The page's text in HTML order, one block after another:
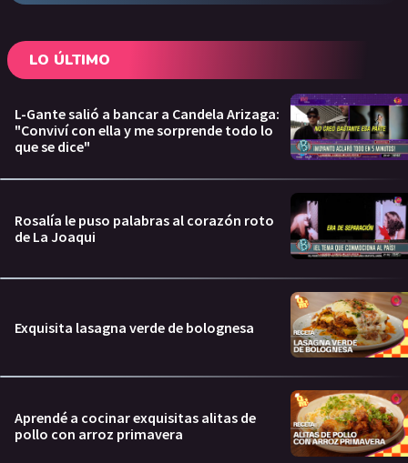
LO ÚLTIMO
L-Gante salió a bancar a Candela Arizaga:
"Conviví con ella y me sorprende todo lo
que se dice"
Rosalía le puso palabras al corazón roto
de La Joaqui
Exquisita lasagna verde de bolognesa
Aprendé a cocinar exquisitas alitas de
pollo con arroz primavera